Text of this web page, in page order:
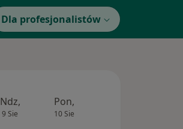
Dla profesjonalistów
Ndz,
9 Sie
Pon,
10 Sie